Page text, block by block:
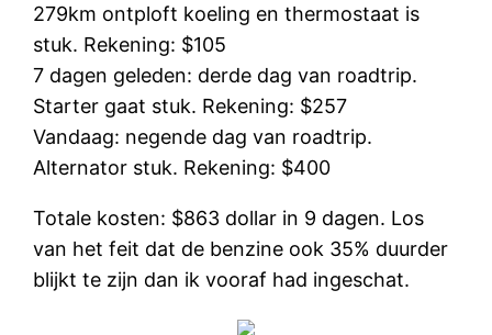
279km ontploft koeling en thermostaat is
stuk. Rekening: $105
7 dagen geleden: derde dag van roadtrip.
Starter gaat stuk. Rekening: $257
Vandaag: negende dag van roadtrip.
Alternator stuk. Rekening: $400
Totale kosten: $863 dollar in 9 dagen. Los
van het feit dat de benzine ook 35% duurder
blijkt te zijn dan ik vooraf had ingeschat.